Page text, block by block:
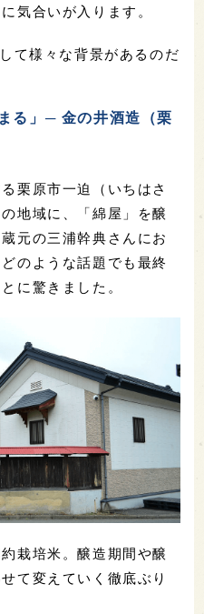
気合いが入ります。
て様々な背景があるのだ
る」─ 金の井酒造（栗
栗原市一迫（いちはさ
地域に、「綿屋」を醸
元の三浦幹典さんにお
のような話題でも最終
に驚きました。
栽培米。醸造期間や醸
て変えていく徹底ぶり